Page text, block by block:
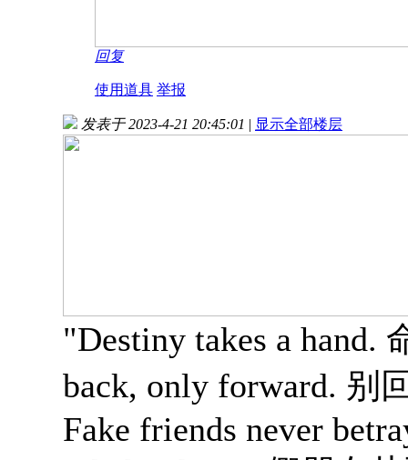
回复
使用道具 举报
发表于 2023-4-21 20:45:01 | 显示全部楼层
"Destiny takes a hand.
back, only forward. 别
Fake friends never